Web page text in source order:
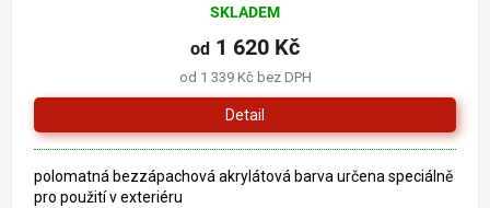
hodnocení
produktu
je
5,0
z
5
hvězdiček.
SKLADEM
od 1 339 Kč bez DPH
od 1 620 Kč
Detail
polomatná bezzápachová akrylátová barva určena speciálně
pro použití v exteriéru